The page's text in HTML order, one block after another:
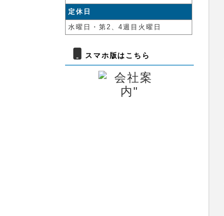
定休日
水曜日・第2、4週目火曜日
スマホ版はこちら